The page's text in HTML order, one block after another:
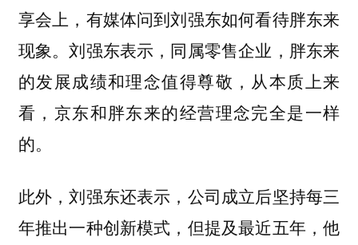
享会上，有媒体问到刘强东如何看待胖东来
现象。刘强东表示，同属零售企业，胖东来
的发展成绩和理念值得尊敬，从本质上来
看，京东和胖东来的经营理念完全是一样
的。
此外，刘强东还表示，公司成立后坚持每三
年推出一种创新模式，但提及最近五年，他